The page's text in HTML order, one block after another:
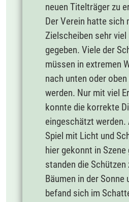
neuen Titelträger zu
Der Verein hatte sich
Zielscheiben sehr viel
gegeben. Viele der
müssen in extremen
nach unten oder
werden. Nur mit viel
konnte die korrekte
eingeschätzt werden.
Spiel mit Licht und
hier gekonnt in
standen die Schützen
Bäumen in der Sonne
befand sich im